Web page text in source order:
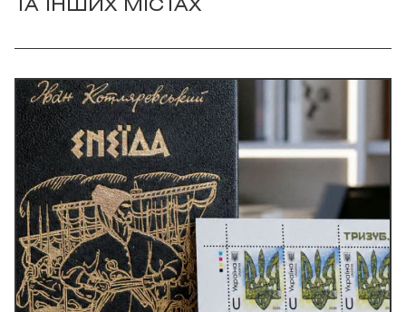
ТА ІНШИХ МІСТАХ